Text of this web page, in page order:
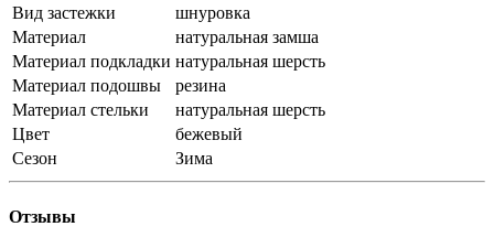
Вид застежки
шнуровка
Материал
натуральная замша
Материал подкладки натуральная шерсть
Материал подошвы
резина
Материал стельки
натуральная шерсть
Цвет
бежевый
Сезон
Зима
Отзывы